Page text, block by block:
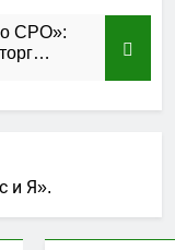
СРО»:
в
и Я».